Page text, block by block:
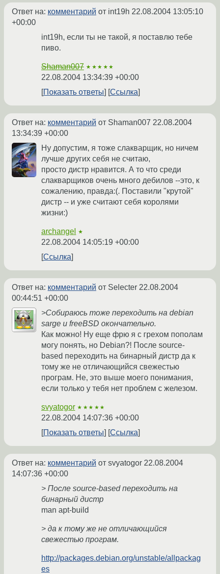
Ответ на: комментарий от int19h 22.08.2004 13:05:10
+00:00
int19h, если ты не такой, я поставлю тебе
пиво.
Shaman007 ★★★★★
22.08.2004 13:34:39 +00:00
Показать ответы
Ссылка
Ответ на: комментарий от Shaman007 22.08.2004
13:34:39 +00:00
Ну допустим, я тоже слакварщик, но ничем
лучше других себя не считаю,
просто дистр нравится. А то что среди
слакварщиков очень много дебилов --это, к
сожалению, правда:(. Поставили "крутой"
дистр -- и уже считают себя королями
жизни:)
archangel ★
22.08.2004 14:05:19 +00:00
Ссылка
Ответ на: комментарий от Selecter 22.08.2004
00:44:51 +00:00
>Собираюсь тоже переходить на debian
sarge и freeBSD окончательно.
Как можно! Ну еще фрю я с грехом пополам
могу понять, но Debian?! После source-
based переходить на бинарный дистр да к
тому же не отличающийся свежестью
програм. Не, это выше моего понимания,
если только у тебя нет проблем с железом.
svyatogor ★★★★★
22.08.2004 14:07:36 +00:00
Показать ответы
Ссылка
Ответ на: комментарий от svyatogor 22.08.2004
14:07:36 +00:00
> После source-based переходить на
бинарный дистр
man apt-build
> да к тому же не отличающийся
свежестью програм.
http://packages.debian.org/unstable/allpackag
es